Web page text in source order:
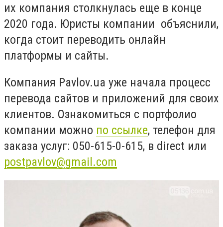
их компания столкнулась еще в конце
2020 года. Юристы компании объяснили,
когда стоит переводить онлайн
платформы и сайты.
Компания Pavlov.ua уже начала процесс
перевода сайтов и приложений для своих
клиентов. Ознакомиться с портфолио
компании можно по ссылке, телефон для
заказа услуг: 050-615-0-615, в direct или
postpavlov@gmail.com